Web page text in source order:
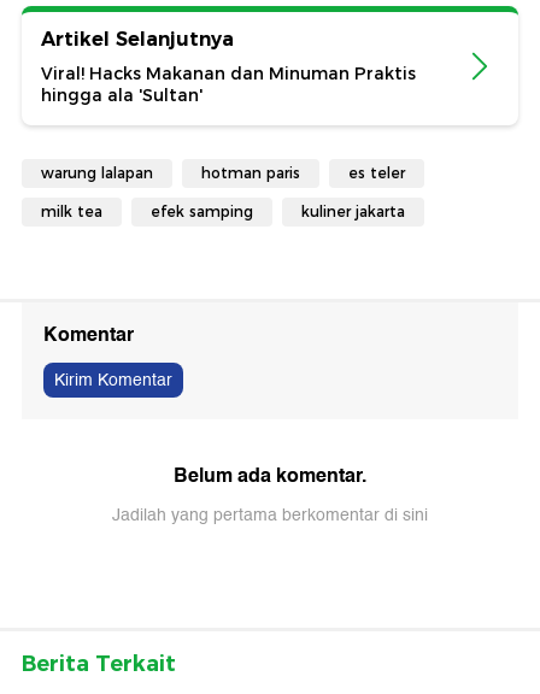
Artikel Selanjutnya
Viral! Hacks Makanan dan Minuman Praktis
hingga ala 'Sultan'
warung lalapan hotman paris es teler
milk tea efek samping kuliner jakarta
Komentar
Kirim Komentar
Belum ada komentar.
Jadilah yang pertama berkomentar di sini
Berita Terkait